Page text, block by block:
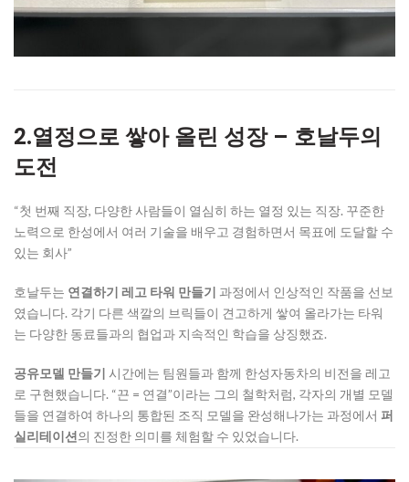
2.열정으로 쌓아 올린 성장 – 호날두의
도전
“첫 번째 직장, 다양한 사람들이 열심히 하는 열정 있는 직장. 꾸준한
노력으로 한성에서 여러 기술을 배우고 경험하면서 목표에 도달할 수
있는 회사”
호날두는 연결하기 레고 타워 만들기 과정에서 인상적인 작품을 선보
였습니다. 각기 다른 색깔의 브릭들이 견고하게 쌓여 올라가는 타워
는 다양한 동료들과의 협업과 지속적인 학습을 상징했죠.
공유모델 만들기 시간에는 팀원들과 함께 한성자동차의 비전을 레고
로 구현했습니다. “끈 = 연결”이라는 그의 철학처럼, 각자의 개별 모델
들을 연결하여 하나의 통합된 조직 모델을 완성해나가는 과정에서 퍼
실리테이션의 진정한 의미를 체험할 수 있었습니다.